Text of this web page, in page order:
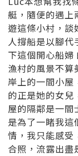
艇，隨便的遇上
遊這條小村，談
人撐船是以腳代
下這個開心船婦
漁村的風景不算
岸上的一間小屋
的正是她的女兒
屋的隔鄰是一間
是為了一睹我這
情，我只能感受
合照，流露出盡